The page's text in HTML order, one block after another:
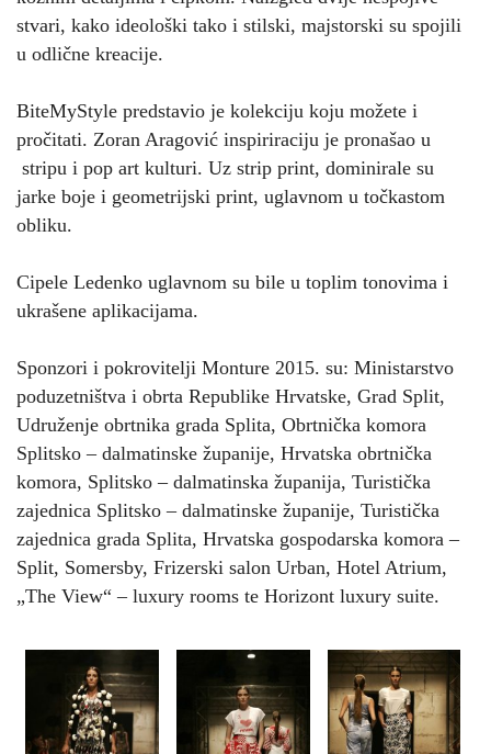
stvari, kako ideološki tako i stilski, majstorski su spojili
u odlične kreacije.
BiteMyStyle predstavio je kolekciju koju možete i
pročitati. Zoran Aragović inspiriraciju je pronašao u
stripu i pop art kulturi. Uz strip print, dominirale su
jarke boje i geometrijski print, uglavnom u točkastom
obliku.
Cipele Ledenko uglavnom su bile u toplim tonovima i
ukrašene aplikacijama.
Sponzori i pokrovitelji Monture 2015. su: Ministarstvo
poduzetništva i obrta Republike Hrvatske, Grad Split,
Udruženje obrtnika grada Splita, Obrtnička komora
Splitsko – dalmatinske županije, Hrvatska obrtnička
komora, Splitsko – dalmatinska županija, Turistička
zajednica Splitsko – dalmatinske županije, Turistička
zajednica grada Splita, Hrvatska gospodarska komora –
Split, Somersby, Frizerski salon Urban, Hotel Atrium,
„The View“ – luxury rooms te Horizont luxury suite.